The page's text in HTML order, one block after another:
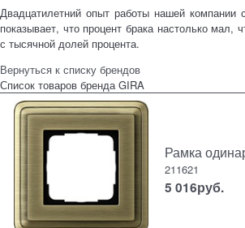
Двадцатилетний опыт работы нашей
показывает, что процент брака настолько мал,
с тысячной долей процента.
Вернуться к списку брендов
Список товаров бренда GIRA
Рамка
211621
5 016руб.